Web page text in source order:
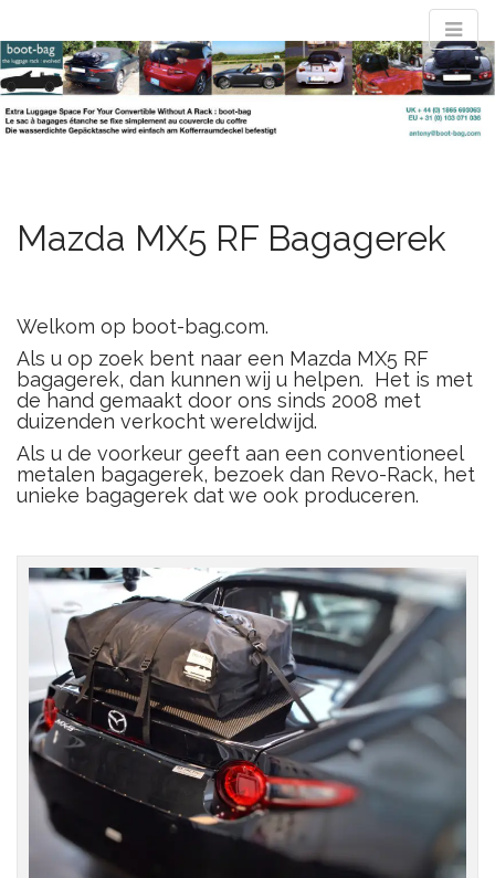
convertible
luggage rack
evolved : the
boot-bag
Waterproof luggage bag simply straps to boot lid no rack required
M
a
i
n
u
k
i
p
t
n
t
t
Mazda MX5 RF Bagagerek
Welkom op boot-bag.com.
Als u op zoek bent naar een Mazda MX5 RF
bagagerek, dan kunnen wij u helpen. Het is met
de hand gemaakt door ons sinds 2008 met
duizenden verkocht wereldwijd.
Als u de voorkeur geeft aan een conventioneel
metalen bagagerek, bezoek dan Revo-Rack, het
unieke bagagerek dat we ook produceren.